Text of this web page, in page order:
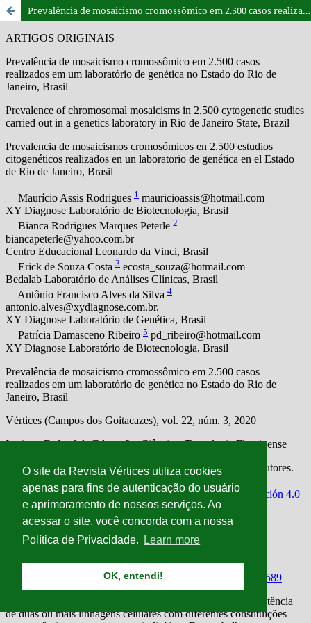
O site da Revista Vértices utiliza cookies
apenas para fins de autenticação do usuário
e aprimoramento de nossos serviços. Ao
acessar o site, você concorda com a nossa
Política de Privacidade.
Learn more
OK, entendi!
Prevalência de mosaicismo cromossômico em 2.500 casos realizados em um laboratório de genética no Estado do Rio de Janeiro, Brasil